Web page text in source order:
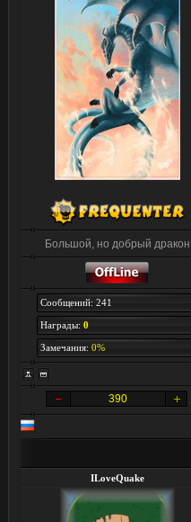
Большой, но добрый дракон
Сообщений: 241
Награды: 0
Замечания: 0%
390
ILoveQuake